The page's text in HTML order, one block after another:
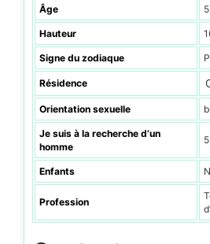
Âge
Hauteur
Signe du zodiaque
Résidence
Orientation sexuelle
Je suis à la recherche d’un
homme
Enfants
Profession